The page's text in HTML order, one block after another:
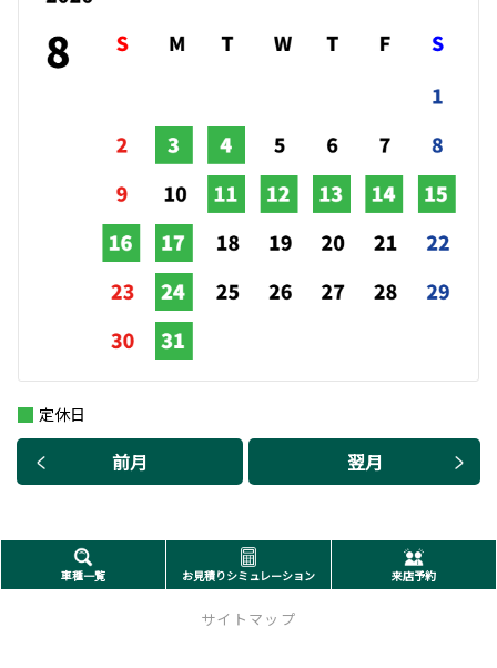
前月 翌月
定休日
車種一覧 お見積りシミュレーション 来店予約
サイトマップ